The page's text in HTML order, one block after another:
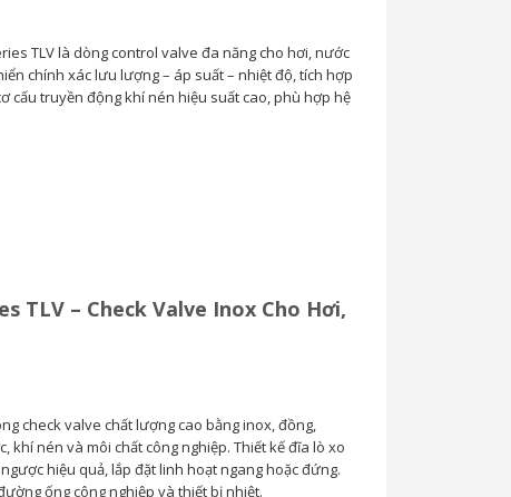
TLV là dòng control valve đa năng cho hơi, nước
chính xác lưu lượng – áp suất – nhiệt độ, tích hợp
cấu truyền động khí nén hiệu suất cao, phù hợp hệ
TLV – Check Valve Inox Cho Hơi,
check valve chất lượng cao bằng inox, đồng,
khí nén và môi chất công nghiệp. Thiết kế đĩa lò xo
hiệu quả, lắp đặt linh hoạt ngang hoặc đứng.
ống công nghiệp và thiết bị nhiệt.